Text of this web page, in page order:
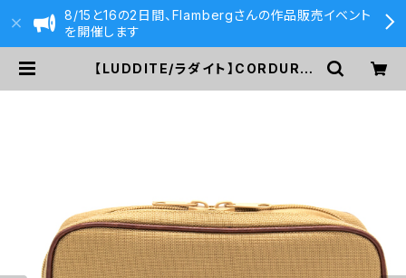
8/15と16の2日間、Flambergさんの作品販売イベント
を開催します
【LUDDITE/ラダイト】CORDURA